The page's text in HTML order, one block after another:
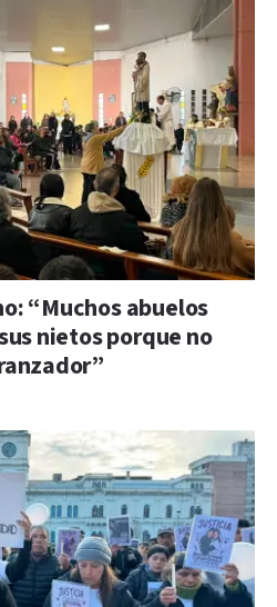
“Muchos abuelos
nietos porque no